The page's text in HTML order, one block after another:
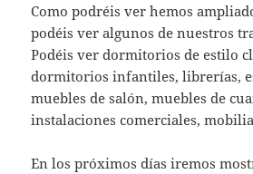
Como podréis ver hemos
podéis ver algunos de nuestros
Podéis ver dormitorios de estilo
dormitorios infantiles, librerías,
muebles de salón, muebles de
instalaciones comerciales,
En los próximos días iremos